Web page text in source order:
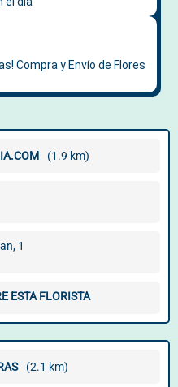
(1.9 km)
1
ESTA FLORISTA
(2.1 km)